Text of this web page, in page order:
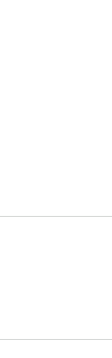
粹、清爽的 B 站。